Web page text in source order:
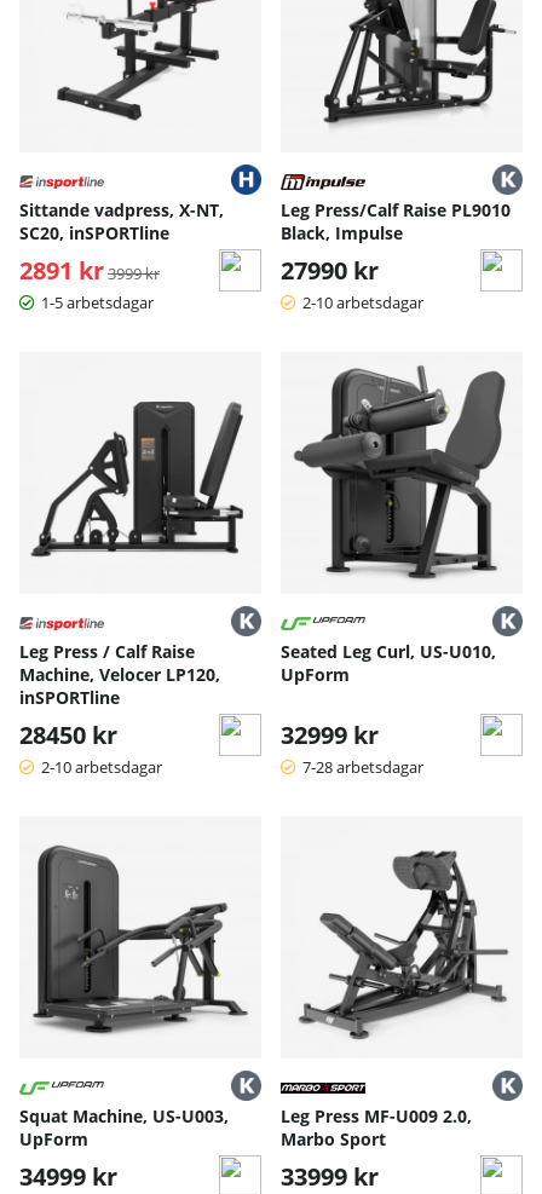
Sittande vadpress, X-NT,
SC20, inSPORTline
2891 kr Ordinarie pris:
3999 kr
1-5 arbetsdagar
Leg Press/Calf Raise PL9010
Black, Impulse
27990 kr
2-10 arbetsdagar
Leg Press / Calf Raise
Machine, Velocer LP120,
inSPORTline
28450 kr
2-10 arbetsdagar
Seated Leg Curl, US-U010,
UpForm
32999 kr
7-28 arbetsdagar
Squat Machine, US-U003,
UpForm
34999 kr
Leg Press MF-U009 2.0,
Marbo Sport
33999 kr